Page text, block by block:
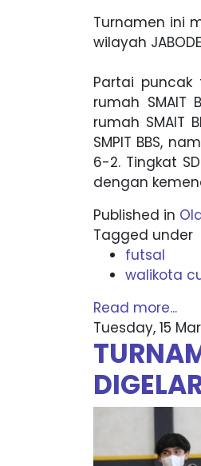
Turnamen ini
wilayah
Partai puncak
rumah SMAIT
rumah SMAIT
SMPIT BBS,
6-2. Tingkat
dengan
Published in
Tagged under
futsal
walikota
Read more...
Tuesday, 15